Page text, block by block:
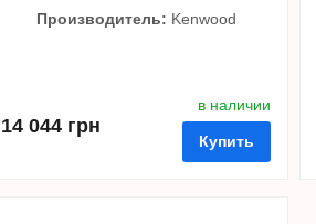
Производитель: Kenwood
14 044 грн
в наличии
Купить